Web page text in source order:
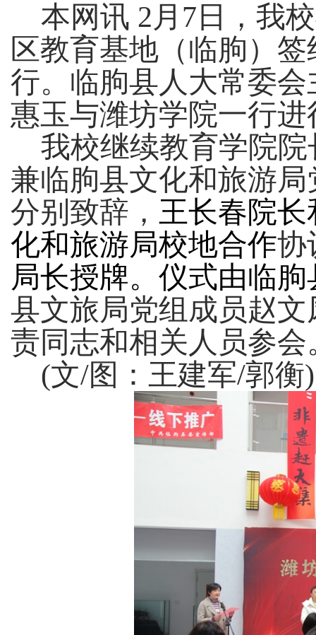
本网讯 2 月 7 日，我
区教育基地（临朐）
行。 临朐县人大常委
惠玉与潍坊学院一行
我校继续教育学院
兼临朐县文化和旅游
分别致辞， 王长春院
化和旅游局校地合作协
局长授牌。 仪式由临
县文旅局党组成员赵
责同志和相关人员参会
(文/图：王建军/郭衡)